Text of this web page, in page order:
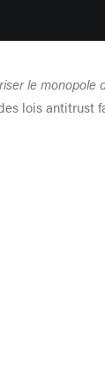
le monopole
lois antitrust